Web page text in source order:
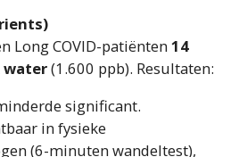
Long COVID-patiënten14
(1.600 ppb). Resultaten:
significant.
in fysieke
(6-minuten wandeltest),